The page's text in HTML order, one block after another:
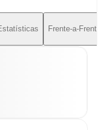
Frente-a-Frente